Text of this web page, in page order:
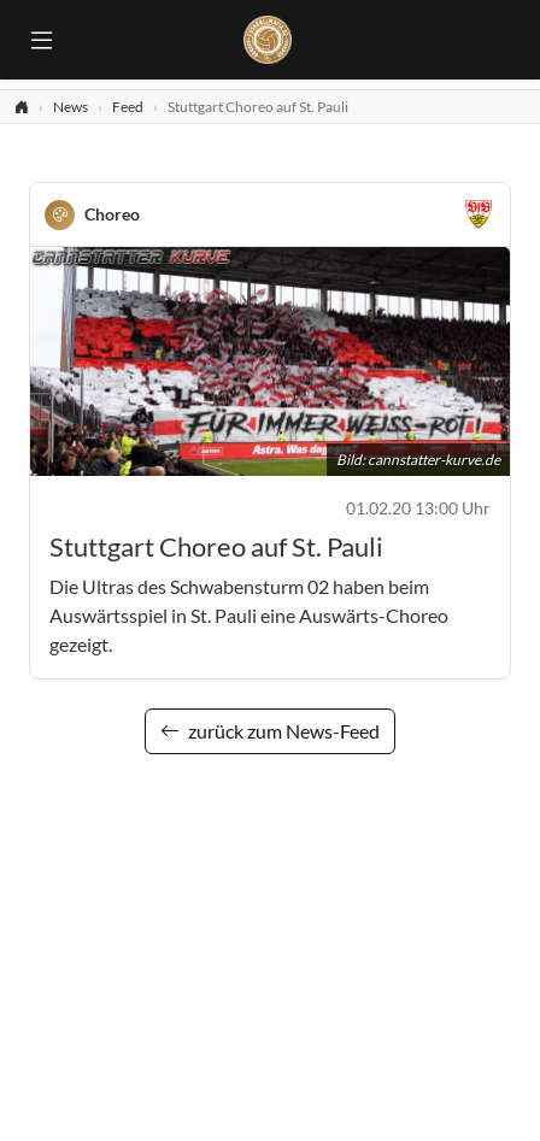
News Feed Stuttgart Choreo auf St. Pauli
Choreo
Bild:cannstatter-kurve.de
01.02.20 13:00 Uhr
Stuttgart Choreo auf St. Pauli
Die Ultras des Schwabensturm 02 haben beim
Auswärtsspiel in St. Pauli eine Auswärts-Choreo
gezeigt.
zurück zum News-Feed